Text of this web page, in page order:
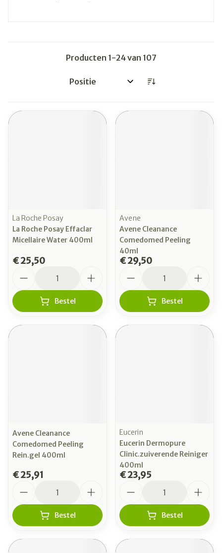
Producten 1-24van 107
Sorteer op:
La Roche Posay
La Roche Posay Effaclar
Micellaire Water 400ml
€ 25,50
Bestel
Avene
Avene Cleanance
Comedomed Peeling
40ml
€ 29,50
Bestel
Avene Cleanance
Comedomed Peeling
Rein.gel 400ml
€ 25,91
Bestel
Eucerin
Eucerin Dermopure
Clinic.zuiverende Reiniger
400ml
€ 23,95
Bestel